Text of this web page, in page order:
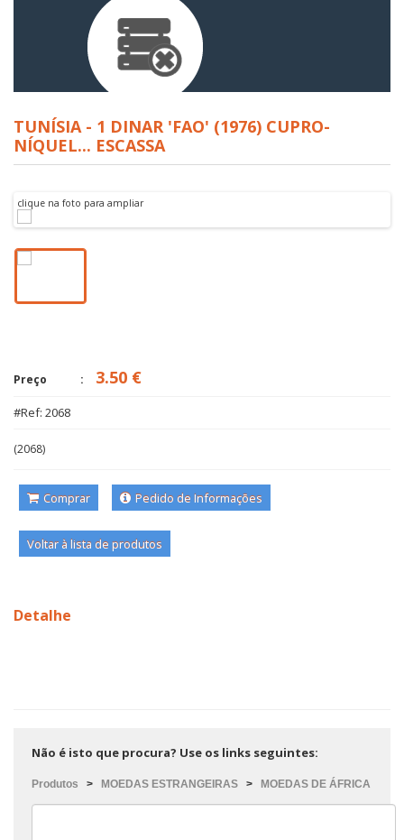
TUNÍSIA - 1 DINAR 'FAO' (1976) CUPRO-
NÍQUEL... ESCASSA
clique na foto para ampliar
Preço 3.50 €
#Ref: 2068
(2068)
Comprar Pedido de Informações
Voltar à lista de produtos
Detalhe
Não é isto que procura? Use os links seguintes:
Produtos > MOEDAS ESTRANGEIRAS > MOEDAS DE ÁFRICA